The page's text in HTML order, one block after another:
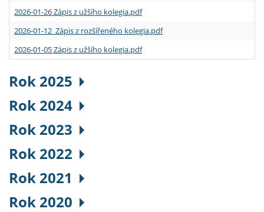
2026-01-26 Zápis z užšího kolegia.pdf
2026-01-12 Zápis z rozšířeného kolegia.pdf
2026-01-05 Zápis z užšího kolegia.pdf
Rok 2025
Rok 2024
Rok 2023
Rok 2022
Rok 2021
Rok 2020